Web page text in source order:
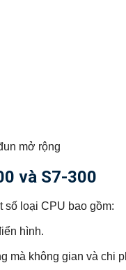
mở rộng
và S7-300
số loại CPU bao gồm:
hình.
mà không gian và chi